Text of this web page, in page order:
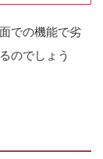
での機能で劣
のでしょう